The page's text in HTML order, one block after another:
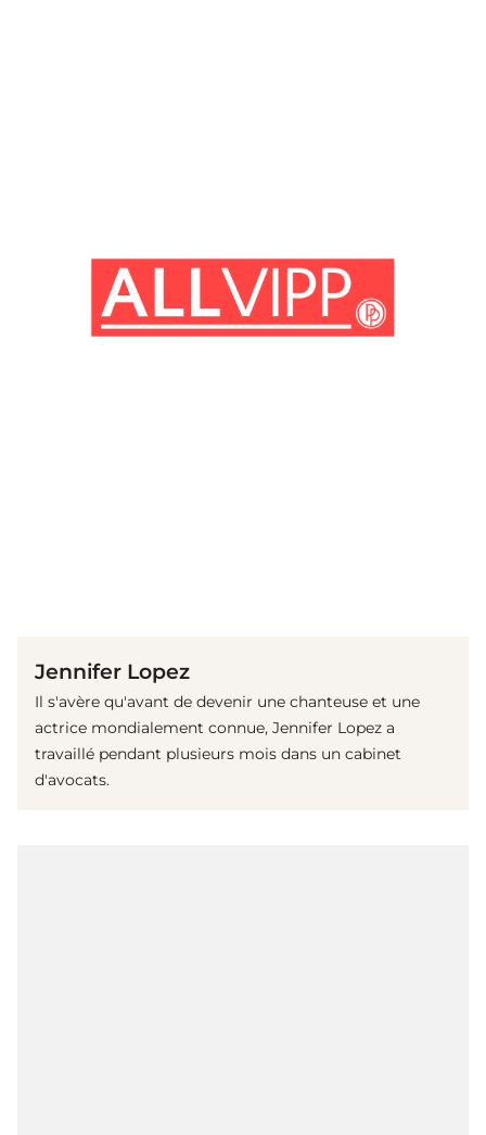
Jennifer Lopez
Il s'avère qu'avant de devenir une chanteuse et une
actrice mondialement connue, Jennifer Lopez a
travaillé pendant plusieurs mois dans un cabinet
d'avocats.